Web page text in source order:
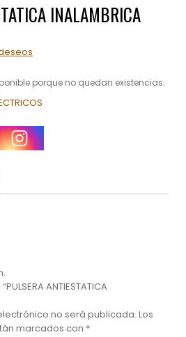
INALAMBRICA
porque no quedan existencias.
ANTIESTATICA
no será publicada. Los
marcados con *